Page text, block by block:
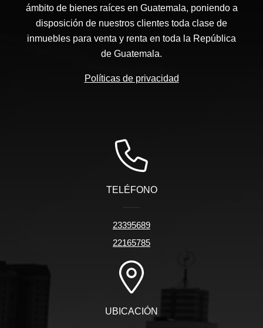
ámbito de bienes raíces en Guatemala, poniendo a
disposición de nuestros clientes toda clase de
inmuebles para venta y renta en toda la República
de Guatemala.
Políticas de privacidad
TELÉFONO
23395689
22165785
UBICACIÓN